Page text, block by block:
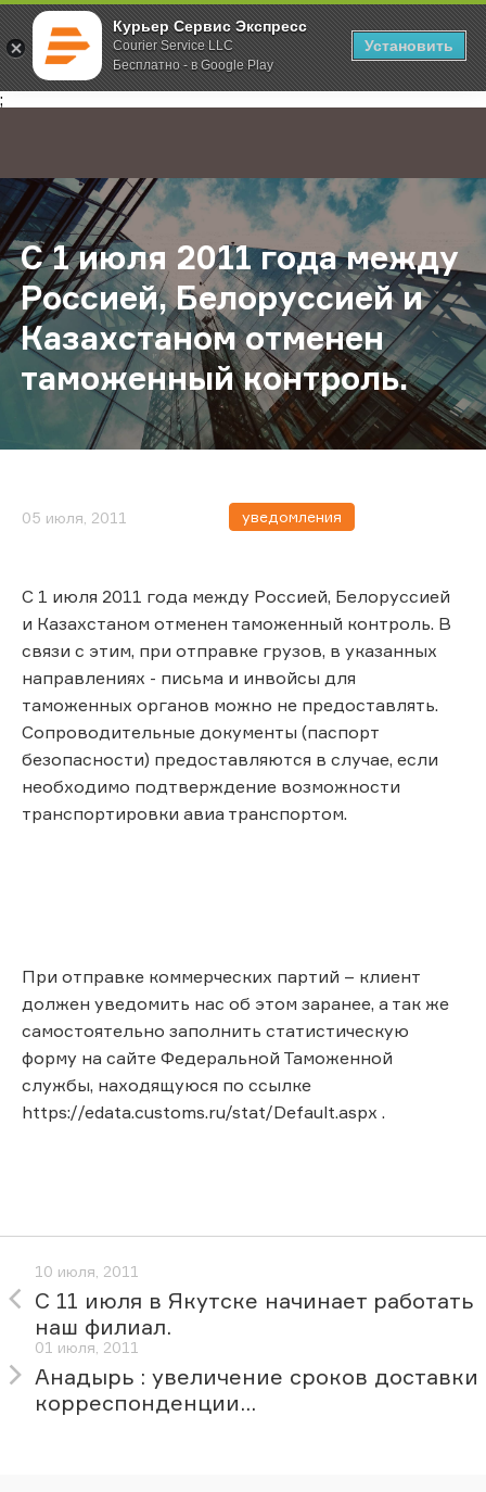
Курьер Сервис Экспресс
Courier Service LLC
Бесплатно - в Google Play
Установить
;
Главная О компании Новости С 1 июля 2011 года между
С 1 июля 2011 года между
Россией, Белоруссией и
Казахстаном отменен
таможенный контроль.
05 июля, 2011 уведомления
С 1 июля 2011 года между Россией, Белоруссией
и Казахстаном отменен таможенный контроль. В
связи с этим, при отправке грузов, в указанных
направлениях - письма и инвойсы для
таможенных органов можно не предоставлять.
Сопроводительные документы (паспорт
безопасности) предоставляются в случае, если
необходимо подтверждение возможности
транспортировки авиа транспортом.
При отправке коммерческих партий – клиент
должен уведомить нас об этом заранее, а так же
самостоятельно заполнить статистическую
форму на сайте Федеральной Таможенной
службы, находящуюся по ссылке
https://edata.customs.ru/stat/Default.aspx .
10 июля, 2011
С 11 июля в Якутске начинает работать
наш филиал.
01 июля, 2011
Анадырь : увеличение сроков доставки
корреспонденции...